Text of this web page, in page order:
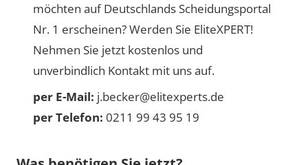
möchten auf Deutschlands Scheidungsportal
Nr. 1 erscheinen? Werden Sie EliteXPERT!
Nehmen Sie jetzt kostenlos und
unverbindlich Kontakt mit uns auf.
per E-Mail: j.becker@elitexperts.de
per Telefon: 0211 99 43 95 19